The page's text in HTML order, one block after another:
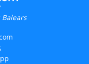
Balears